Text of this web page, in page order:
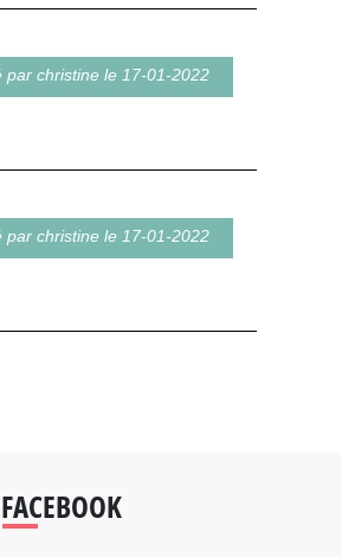
par christine le 17-01-2022
par christine le 17-01-2022